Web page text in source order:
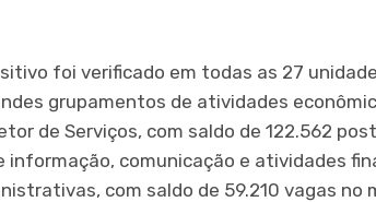
foi verificado em todas as 27
grupamentos de atividades
de Serviços, com saldo de 122.562
comunicação e atividades
com saldo de 59.210 vagas no